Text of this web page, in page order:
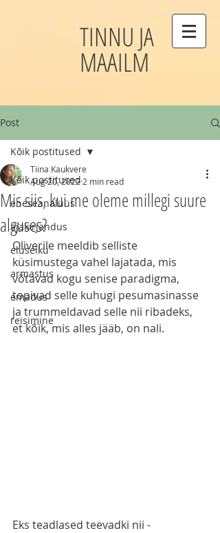
TINNU JA
MAAILM
Post
Kõik postitused
eneseanalüüs
ajakirjandus
eluseiku
armastus
emadus
reisimine
Kõik postitused
Mis siis, kui me oleme millegi suure
alguses?
Tiina Kaukvere
Aug 20, 2022 2 min read
Oliverile meeldib selliste
küsimustega vahel lajatada, mis
võtavad kogu senise paradigma,
topivad selle kuhugi pesumasinasse
ja trummeldavad selle nii ribadeks,
et kõik, mis alles jääb, on nali.
Eks teadlased teevadki nii -